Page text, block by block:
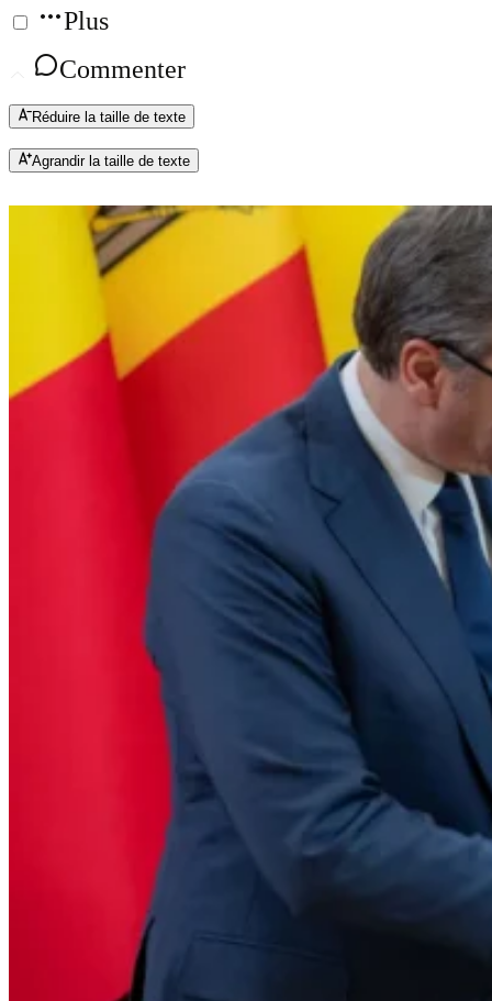
Plus
Commenter
Réduire la taille de texte
Agrandir la taille de texte